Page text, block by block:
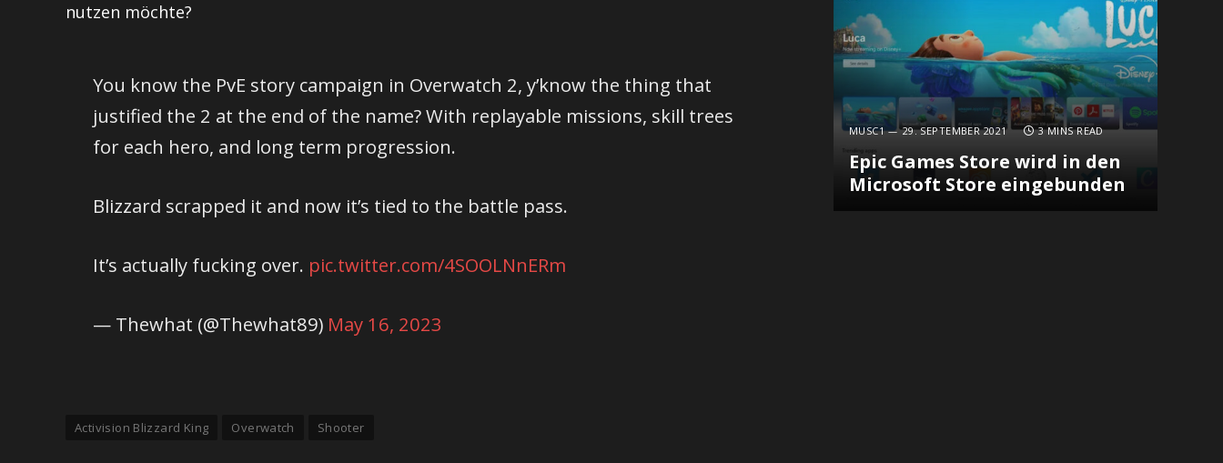
nutzen möchte?
You know the PvE story campaign in Overwatch 2, y’know the thing that
justified the 2 at the end of the name? With replayable missions, skill trees
for each hero, and long term progression.
Blizzard scrapped it and now it’s tied to the battle pass.
It’s actually fucking over. pic.twitter.com/4SOOLNnERm
— Thewhat (@Thewhat89) May 16, 2023
Activision Blizzard King Overwatch Shooter
MUSC1 29. SEPTEMBER 2021 3 MINS READ
Epic Games Store wird in den
Microsoft Store eingebunden